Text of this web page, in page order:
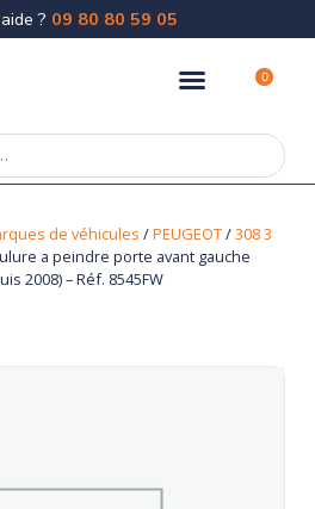
? 09 80 80 59 05
0
de véhicules /PEUGEOT/308 3
a peindre porte avant gauche
2008) – Réf. 8545FW